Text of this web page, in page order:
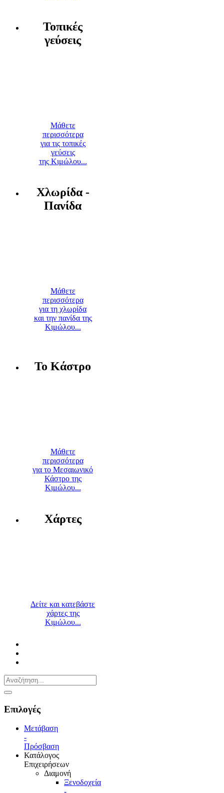
Τοπικές
γεύσεις
Μάθετε
περισσότερα
για τις τοπικές
γεύσεις
της Κιμώλου...
Χλωρίδα -
Πανίδα
Μάθετε
περισσότερα
για τη χλωρίδα
και την πανίδα της
Κιμώλου...
Το Κάστρο
Μάθετε
περισσότερα
για το Μεσαιωνικό
Κάστρο της
Κιμώλου...
Χάρτες
Δείτε και κατεβάστε
χάρτες της
Κιμώλου...
Επιλογές
Μετάβαση
-
Πρόσβαση
Κατάλογος
Επιχειρήσεων
Διαμονή
Ξενοδοχεία